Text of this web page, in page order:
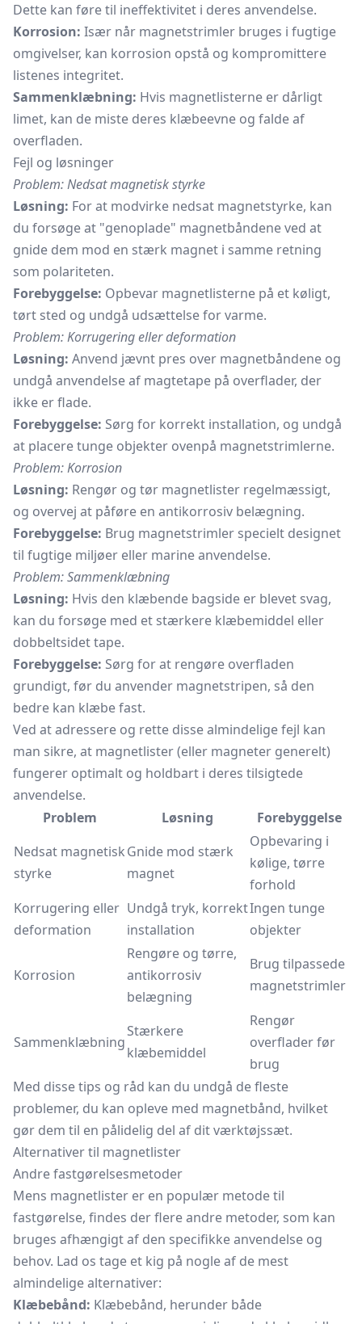
Dette kan føre til ineffektivitet i deres anvendelse.
Korrosion: Især når magnetstrimler bruges i fugtige
omgivelser, kan korrosion opstå og kompromittere
listenes integritet.
Sammenklæbning: Hvis magnetlisterne er dårligt
limet, kan de miste deres klæbeevne og falde af
overfladen.
Fejl og løsninger
Problem: Nedsat magnetisk styrke
Løsning: For at modvirke nedsat magnetstyrke, kan
du forsøge at "genoplade" magnetbåndene ved at
gnide dem mod en stærk magnet i samme retning
som polariteten.
Forebyggelse: Opbevar magnetlisterne på et køligt,
tørt sted og undgå udsættelse for varme.
Problem: Korrugering eller deformation
Løsning: Anvend jævnt pres over magnetbåndene og
undgå anvendelse af magtetape på overflader, der
ikke er flade.
Forebyggelse: Sørg for korrekt installation, og undgå
at placere tunge objekter ovenpå magnetstrimlerne.
Problem: Korrosion
Løsning: Rengør og tør magnetlister regelmæssigt,
og overvej at påføre en antikorrosiv belægning.
Forebyggelse: Brug magnetstrimler specielt designet
til fugtige miljøer eller marine anvendelse.
Problem: Sammenklæbning
Løsning: Hvis den klæbende bagside er blevet svag,
kan du forsøge med et stærkere klæbemiddel eller
dobbeltsidet tape.
Forebyggelse: Sørg for at rengøre overfladen
grundigt, før du anvender magnetstripen, så den
bedre kan klæbe fast.
Ved at adressere og rette disse almindelige fejl kan
man sikre, at magnetlister (eller magneter generelt)
fungerer optimalt og holdbart i deres tilsigtede
anvendelse.
Problem
Løsning
Forebyggelse
Nedsat magnetisk
styrke
Gnide mod stærk
magnet
Opbevaring i
kølige, tørre
forhold
Korrugering eller
deformation
Undgå tryk, korrekt
installation
Ingen tunge
objekter
Korrosion
Rengøre og tørre,
antikorrosiv
belægning
Brug tilpassede
magnetstrimler
Sammenklæbning
Stærkere
klæbemiddel
Rengør
overflader før
brug
Med disse tips og råd kan du undgå de fleste
problemer, du kan opleve med magnetbånd, hvilket
gør dem til en pålidelig del af dit værktøjssæt.
Alternativer til magnetlister
Andre fastgørelsesmetoder
Mens magnetlister er en populær metode til
fastgørelse, findes der flere andre metoder, som kan
bruges afhængigt af den specifikke anvendelse og
behov. Lad os tage et kig på nogle af de mest
almindelige alternativer:
Klæbebånd: Klæbebånd, herunder både